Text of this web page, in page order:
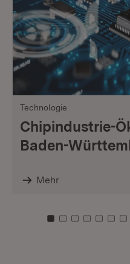
Technologie
Chipindustrie-
Baden-
Mehr
Zu Kachel: 0
Zu Kachel: 1
Zu Kachel:
ZuZuZu